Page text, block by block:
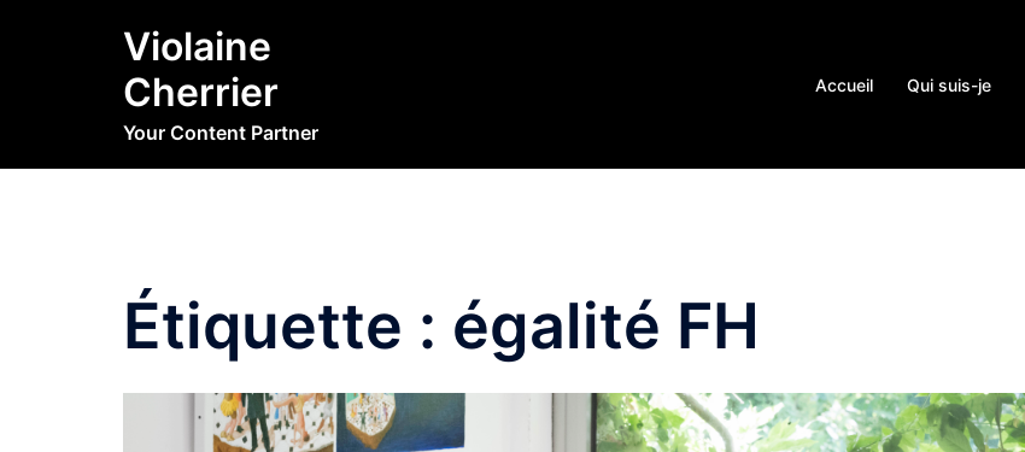
Violaine
Cherrier
Your Content Partner
Accueil Qui suis-je
Étiquette : égalité FH